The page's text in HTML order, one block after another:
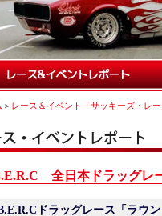
＞ レース＆イベント「サッキーズ・レ
全日本ドラッグ
ドラッグレース「ラウ